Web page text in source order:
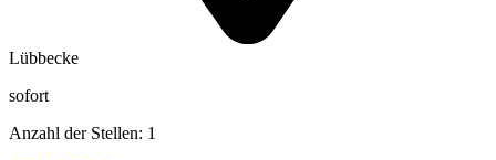
Lübbecke
sofort
Anzahl der Stellen: 1